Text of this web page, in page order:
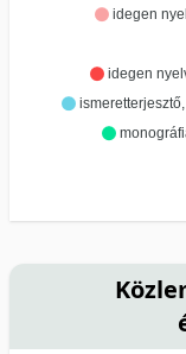
idegen
idegen